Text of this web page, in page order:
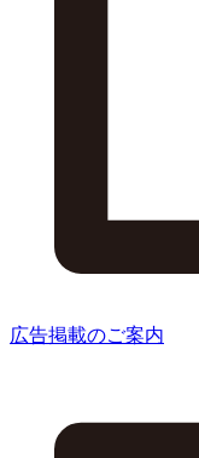
広告掲載のご案内